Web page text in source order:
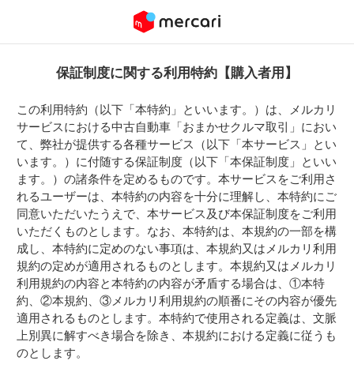
保証制度に関する利用特約【購入者用】
この利用特約（以下「本特約」といいます。）は、メルカリ
サービスにおける中古自動車「おまかせクルマ取引」におい
て、弊社が提供する各種サービス（以下「本サービス」とい
います。）に付随する保証制度（以下「本保証制度」といい
ます。）の諸条件を定めるものです。本サービスをご利用さ
れるユーザーは、本特約の内容を十分に理解し、本特約にご
同意いただいたうえで、本サービス及び本保証制度をご利用
いただくものとします。なお、本特約は、本規約の一部を構
成し、本特約に定めのない事項は、本規約又はメルカリ利用
規約の定めが適用されるものとします。本規約又はメルカリ
利用規約の内容と本特約の内容が矛盾する場合は、①本特
約、②本規約、③メルカリ利用規約の順番にその内容が優先
適用されるものとします。本特約で使用される定義は、文脈
上別異に解すべき場合を除き、本規約における定義に従うも
のとします。